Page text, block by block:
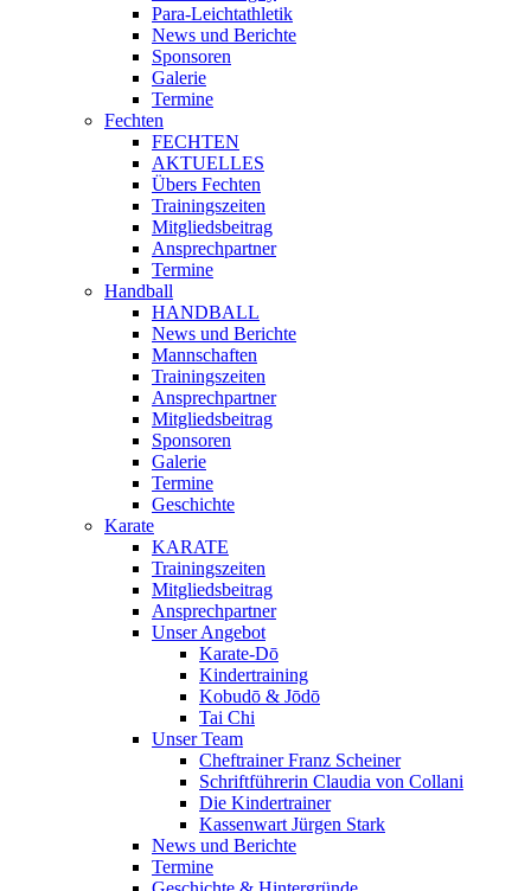
Para-Leichtathletik
News und Berichte
Sponsoren
Galerie
Termine
Fechten
FECHTEN
AKTUELLES
Übers Fechten
Trainingszeiten
Mitgliedsbeitrag
Ansprechpartner
Termine
Handball
HANDBALL
News und Berichte
Mannschaften
Trainingszeiten
Ansprechpartner
Mitgliedsbeitrag
Sponsoren
Galerie
Termine
Geschichte
Karate
KARATE
Trainingszeiten
Mitgliedsbeitrag
Ansprechpartner
Unser Angebot
Karate-Dō
Kindertraining
Kobudō & Jōdō
Tai Chi
Unser Team
Cheftrainer Franz Scheiner
Schriftführerin Claudia von Collani
Die Kindertrainer
Kassenwart Jürgen Stark
News und Berichte
Termine